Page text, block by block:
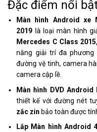
Đặc điểm nổi
Màn hình Android
xe
2019 là loại màn hình
Mercedes C Class
năng giải trí đa
đường vệ tinh, camera
camera cập lề.
Màn hình DVD Android
thiết kế với đường nét
zắc zin bảo toàn được
Lắp Màn hình Android